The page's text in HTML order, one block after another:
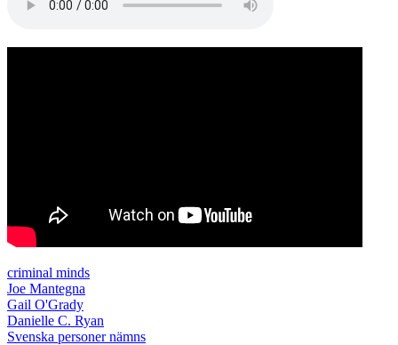
criminal minds
Joe Mantegna
Gail O'Grady
Danielle C. Ryan
Svenska personer nämns